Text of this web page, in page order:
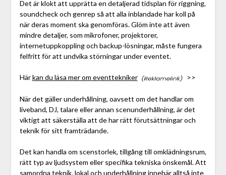
Det är klokt att upprätta en detaljerad tidsplan för riggning,
soundcheck och genrep så att alla inblandade har koll på
när deras moment ska genomföras. Glöm inte att även
mindre detaljer, som mikrofoner, projektorer,
internetuppkoppling och backup-lösningar, måste fungera
felfritt för att undvika störningar under eventet.
Härkan du läsa mer om eventtekniker >>
När det gäller underhållning, oavsett om det handlar om
liveband, DJ, talare eller annan scenunderhållning, är det
viktigt att säkerställa att de har rätt förutsättningar och
teknik för sitt framträdande.
Det kan handla om scenstorlek, tillgång till omklädningsrum,
rätt typ av ljudsystem eller specifika tekniska önskemål. Att
samordna teknik, lokal och underhållning innebär alltså inte